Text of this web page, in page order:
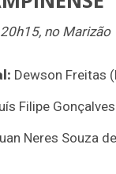
no Marizão
Dewson Freitas
Filipe
Neres Souza